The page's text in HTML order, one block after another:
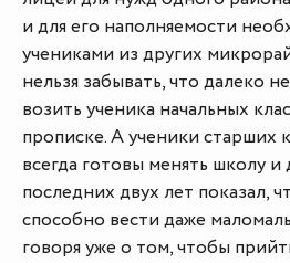
и для его наполняемости
учениками из других
нельзя забывать, что далеко
возить ученика начальных
прописке. А ученики старших
всегда готовы менять школу
последних двух лет показал,
способно вести даже
говоря уже о том, чтобы